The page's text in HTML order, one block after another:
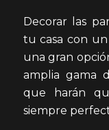
Decorar las
tu casa con
una gran
amplia gama
que harán
siempre